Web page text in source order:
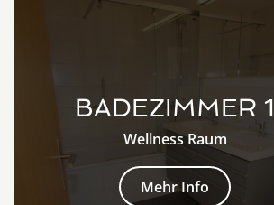
BADEZIMMER 1
Wellness Raum
Mehr Info